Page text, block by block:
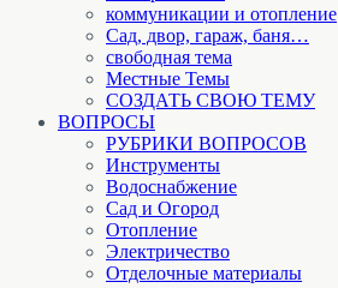
коммуникации и отопление
Cад, двор, гараж, баня…
свободная тема
Местные Темы
СОЗДАТЬ СВОЮ ТЕМУ
ВОПРОСЫ
РУБРИКИ ВОПРОСОВ
Инструменты
Водоснабжение
Сад и Огород
Отопление
Электричество
Отделочные материалы